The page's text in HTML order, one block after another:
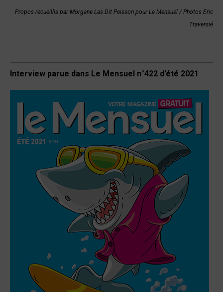
Propos recueillis par Morgane Las Dit Peisson pour Le Mensuel / Photos Eric
Traversié
Interview parue dans Le Mensuel n°422 d’été 2021